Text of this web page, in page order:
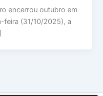
encerrou outubro em
feira (31/10/2025), a